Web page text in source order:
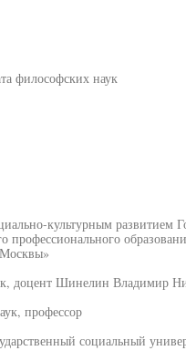
философских наук
культурным развитием
профессионального
доцент Шинелин Владимир
профессор
социальный